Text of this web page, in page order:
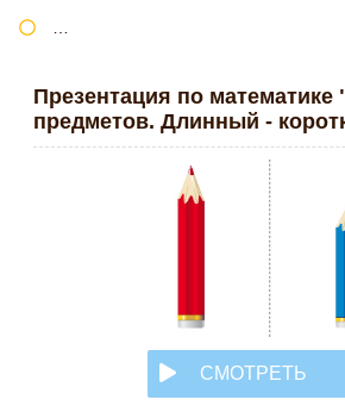
Презентация по математике
предметов. Длинный -
СМОТРЕТЬ